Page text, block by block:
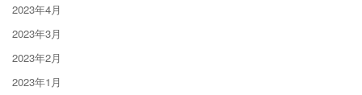
2023年4月
2023年3月
2023年2月
2023年1月